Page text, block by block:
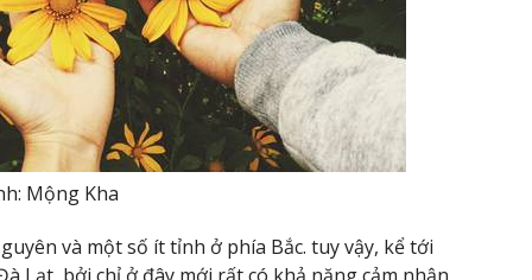
Mộng Kha
và một số ít tỉnh ở phía Bắc. tuy vậy, kể tới